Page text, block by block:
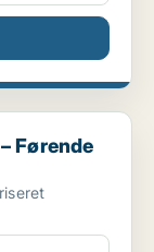
og a...
Førende